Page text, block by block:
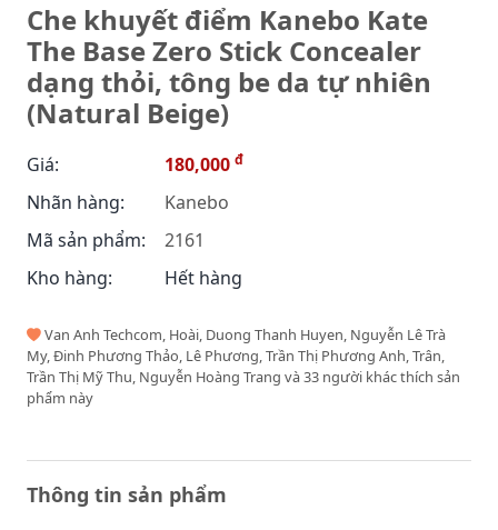
Che khuyết điểm Kanebo Kate
The Base Zero Stick Concealer
dạng thỏi, tông be da tự nhiên
(Natural Beige)
Giá: 180,000 đ
Nhãn hàng:
Kanebo
Mã sản phẩm:
2161
Kho hàng:
Hết hàng
Van Anh Techcom, Hoài, Duong Thanh Huyen, Nguyễn Lê Trà
My, Đinh Phương Thảo, Lê Phương, Trần Thị Phương Anh, Trân,
Trần Thị Mỹ Thu, Nguyễn Hoàng Trang và 33 người khác thích sản
phẩm này
Thông tin sản phẩm